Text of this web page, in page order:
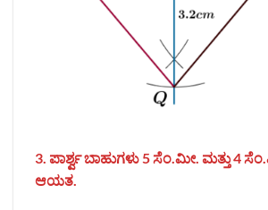
3. ಪಾರ್ಶ್ವ ಬಾಹುಗಳು 5 ಸೆಂ.ಮೀ. ಮತ್ತು 4
ಆಯತ.